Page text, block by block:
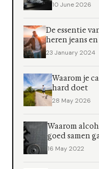
10 June 2026
De essentie
heren jeans
23 January 2024
Waarom je
hard doet
28 May 2026
Waarom
goed samen
16 May 2022